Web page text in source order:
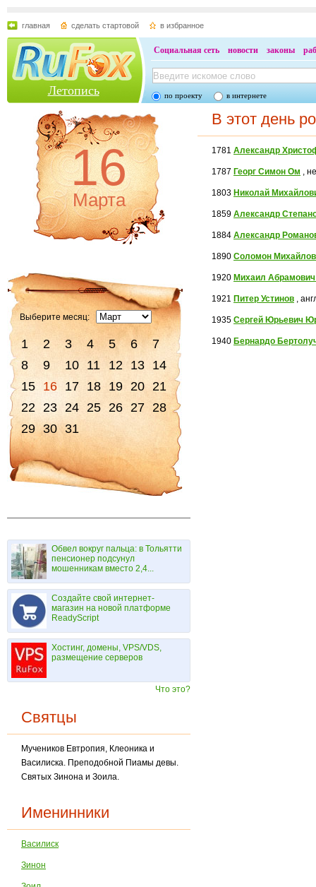
главная сделать стартовой в избранное
Летопись
Социальная сеть новости законы
по проекту в интернете
16
Марта
Выберите месяц:
1 2 3 4 5 6
7
8
9 10 11 12 13 14
15 16 17 18 19 20 21
22 23 24 25 26 27 28
29 30 31
Обвел вокруг пальца: в Тольятти
пенсионер подсунул
мошенникам вместо 2,4...
Создайте свой интернет-
магазин на новой платформе
ReadyScript
Хостинг, домены, VPS/VDS,
размещение серверов
Что это?
Святцы
Мучеников Евтропия, Клеоника и
Василиска. Преподобной Пиамы девы.
Святых Зинона и Зоила.
Именинники
Василиск
Зинон
В этот день
1781Александр
1787 Георг Симон Ом ,
1803 Николай
1859Александр
1884Александр
1890Соломон
1920 Михаил
1921 Питер Устинов ,
1935Сергей Юрьевич
1940 Бернардо